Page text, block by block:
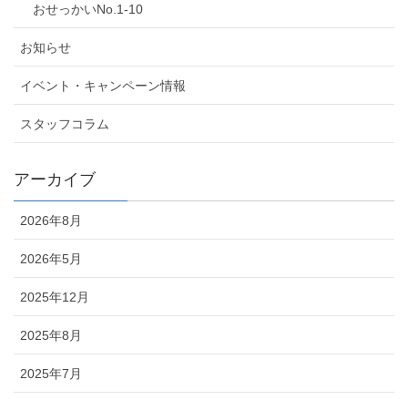
おせっかいNo.1-10
お知らせ
イベント・キャンペーン情報
スタッフコラム
アーカイブ
2026年8月
2026年5月
2025年12月
2025年8月
2025年7月